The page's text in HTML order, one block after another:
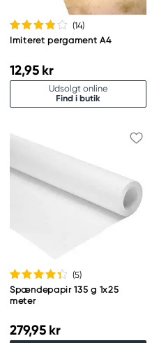
(14)
Imiteret pergament A4
12,95 kr
Udsolgt online
Find i butik
(5)
Spændepapir 135 g 1x25
meter
279,95 kr